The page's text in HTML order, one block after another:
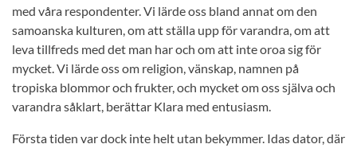
med våra respondenter. Vi lärde oss bland annat om den
samoanska kulturen, om att ställa upp för varandra, om att
leva tillfreds med det man har och om att inte oroa sig för
mycket. Vi lärde oss om religion, vänskap, namnen på
tropiska blommor och frukter, och mycket om oss själva och
varandra såklart, berättar Klara med entusiasm.
Första tiden var dock inte helt utan bekymmer. Idas dator, där